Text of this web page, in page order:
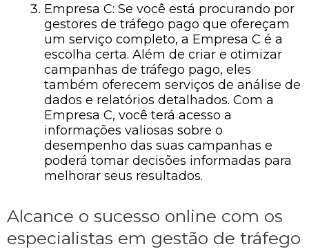
Empresa C: Se você está procurando por
gestores de tráfego pago que ofereçam
um serviço completo, a Empresa C é a
escolha certa. Além de criar e otimizar
campanhas de tráfego pago, eles
também oferecem serviços de análise de
dados e relatórios detalhados. Com a
Empresa C, você terá acesso a
informações valiosas sobre o
desempenho das suas campanhas e
poderá tomar decisões informadas para
melhorar seus resultados.
Alcance o sucesso online com os
especialistas em gestão de tráfego